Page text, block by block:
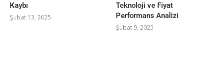
Kaybı
Şubat 13, 2025
Teknoloji ve Fiyat
Performans Analizi
Şubat 9, 2025